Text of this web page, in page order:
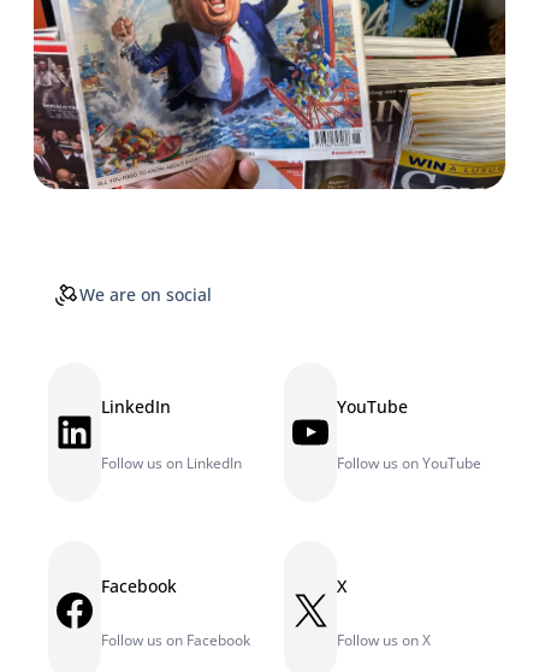
We are on social
LinkedIn LinkedIn
Follow us on LinkedIn
YouTube YouTube
Follow us on YouTube
Facebook Facebook
Follow us on Facebook
X X
Follow us on X